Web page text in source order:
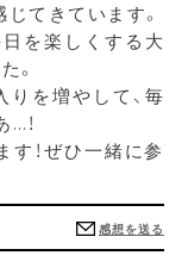
てきています。
日を楽しくする大
。
りを増やして、毎
！
す！ぜひ一緒に参
感想を送る